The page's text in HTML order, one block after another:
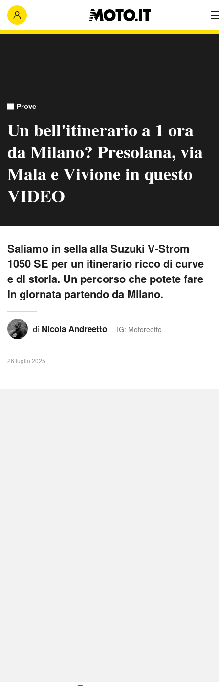
Prove
Un bell'itinerario a 1 ora
da Milano? Presolana, via
Mala e Vivione in questo
VIDEO
Saliamo in sella alla Suzuki V-Strom
1050 SE per un itinerario ricco di curve
e di storia. Un percorso che potete fare
in giornata partendo da Milano.
di Nicola Andreetto IG: Motoreetto
26 luglio 2025